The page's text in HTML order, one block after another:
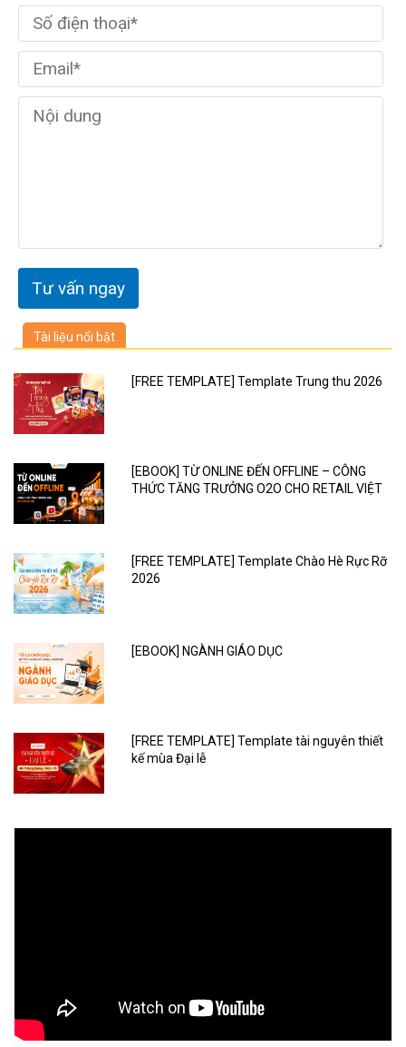
Tài liệu nổi bật
[FREE TEMPLATE] Template Trung thu 2026
[EBOOK] TỪ ONLINE ĐẾN OFFLINE – CÔNG
THỨC TĂNG TRƯỞNG O2O CHO RETAIL VIỆT
[FREE TEMPLATE] Template Chào Hè Rực Rỡ
2026
[EBOOK] NGÀNH GIÁO DỤC
[FREE TEMPLATE] Template tài nguyên thiết
kế mùa Đại lễ